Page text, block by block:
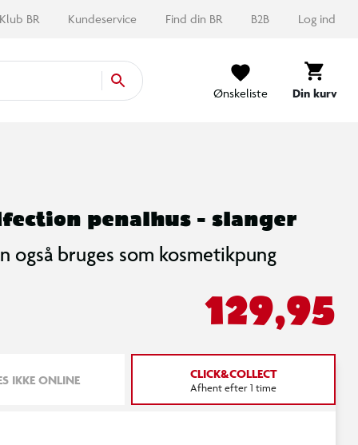
Klub BR Kundeservice Find din BR B2B Log ind
Ønskeliste Din kurv
penalhus - slanger
også bruges som kosmetikpung
129,95
IKKE ONLINE CLICK&COLLECT
Afhent efter 1 time